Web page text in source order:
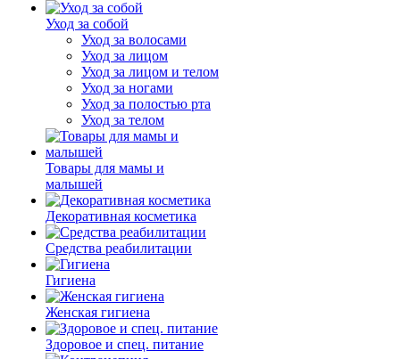
Уход за собой
Уход за волосами
Уход за лицом
Уход за лицом и телом
Уход за ногами
Уход за полостью рта
Уход за телом
Товары для мамы и
малышей
Декоративная косметика
Средства реабилитации
Гигиена
Женская гигиена
Здоровое и спец. питание